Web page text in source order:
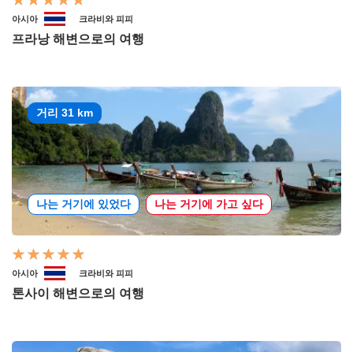
아시아 크라비와 피피
프라낭 해변으로의 여행
거리 31 km
나는 거기에 있었다 나는 거기에 가고 싶다
아시아 크라비와 피피
톤사이 해변으로의 여행